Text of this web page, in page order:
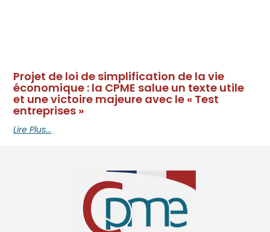
Projet de loi de simplification de la vie
économique : la CPME salue un texte utile
et une victoire majeure avec le « Test
entreprises »
Lire Plus...